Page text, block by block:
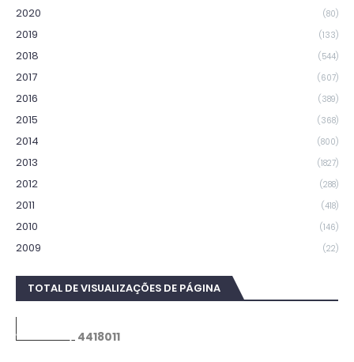
2020 (80)
2019 (133)
2018 (544)
2017 (607)
2016 (389)
2015 (368)
2014 (800)
2013 (1827)
2012 (288)
2011 (418)
2010 (146)
2009 (22)
TOTAL DE VISUALIZAÇÕES DE PÁGINA
4418011